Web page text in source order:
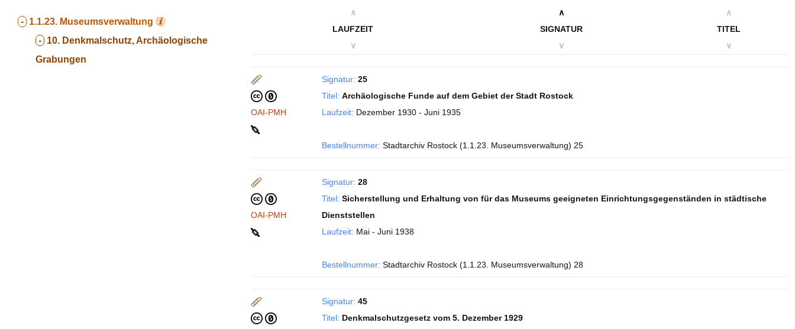
- 1.1.23. Museumsverwaltung
- 10. Denkmalschutz, Archäologische
Grabungen
∧
LAUFZEIT
∨
∧
SIGNATUR
∨
∧
TITEL
∨
OAI-PMH
Signatur: 25
Titel: Archäologische Funde auf dem Gebiet der Stadt Rostock
Laufzeit: Dezember 1930 - Juni 1935
Bestellnummer: Stadtarchiv Rostock (1.1.23. Museumsverwaltung) 25
OAI-PMH
Signatur: 28
Titel: Sicherstellung und Erhaltung von für das Museums geeigneten Einrichtungsgegenständen in städtische
Dienststellen
Laufzeit: Mai - Juni 1938
Bestellnummer: Stadtarchiv Rostock (1.1.23. Museumsverwaltung) 28
Signatur: 45
Titel: Denkmalschutzgesetz vom 5. Dezember 1929